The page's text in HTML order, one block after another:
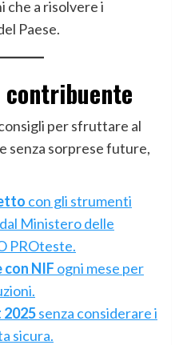
che a risolvere i
Paese.
contribuente
per sfruttare al
senza sorprese future,
con gli strumenti
Ministero delle
PROteste.
NIF ogni mese per
2025senza considerare i
sicura.